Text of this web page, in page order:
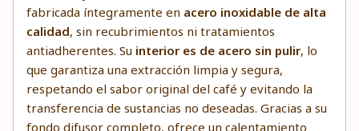
fabricada íntegramente en acero inoxidable de alta
calidad, sin recubrimientos ni tratamientos
antiadherentes. Su interior es de acero sin pulir, lo
que garantiza una extracción limpia y segura,
respetando el sabor original del café y evitando la
transferencia de sustancias no deseadas. Gracias a su
fondo difusor completo, ofrece un calentamiento